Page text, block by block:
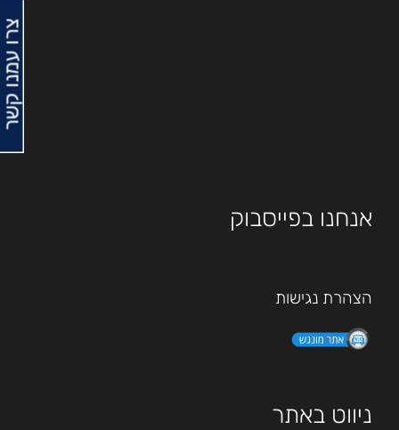
אנחנו בפייסבוק
הצהרת נגישות
ניווט באתר
צרו